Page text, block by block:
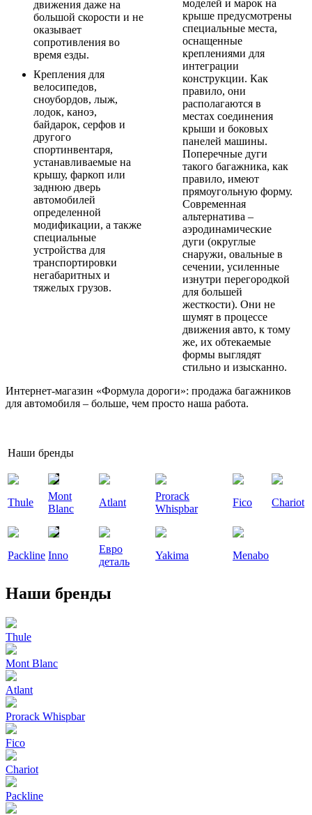
движения даже на
большой скорости и не
оказывает
сопротивления во
время езды.
Крепления для
велосипедов,
сноубордов, лыж,
лодок, каноэ,
байдарок, серфов и
другого
спортинвентаря,
устанавливаемые на
крышу, фаркоп или
заднюю дверь
автомобилей
определенной
модификации, а также
специальные
устройства для
транспортировки
негабаритных и
тяжелых грузов.
моделей и марок на
крыше предусмотрены
специальные места,
оснащенные
креплениями для
интеграции
конструкции. Как
правило, они
располагаются в
местах соединения
крыши и боковых
панелей машины.
Поперечные дуги
такого багажника, как
правило, имеют
прямоугольную форму.
Cовременная
альтернатива –
аэродинамические
дуги (округлые
снаружи, овальные в
сечении, усиленные
изнутри перегородкой
для большей
жесткости). Они не
шумят в процессе
движения авто, к тому
же, их обтекаемые
формы выглядят
стильно и изысканно.
Интернет-магазин «Формула дороги»: продажа багажников
для автомобиля – больше, чем просто наша работа.
Наши бренды
Thule
Mont
Blanc
Atlant
Prorack
Whispbar
Fico Chariot
Packline Inno
Евро
деталь
Yakima Menabo
Наши бренды
Thule
Mont Blanc
Atlant
Prorack Whispbar
Fico
Chariot
Packline